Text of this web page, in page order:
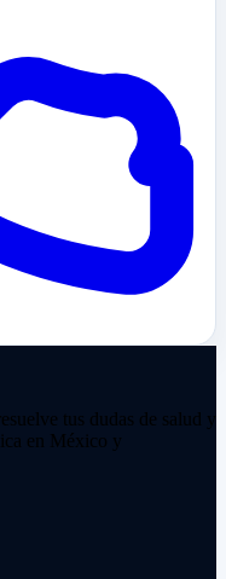
tus dudas de salud y
en México y